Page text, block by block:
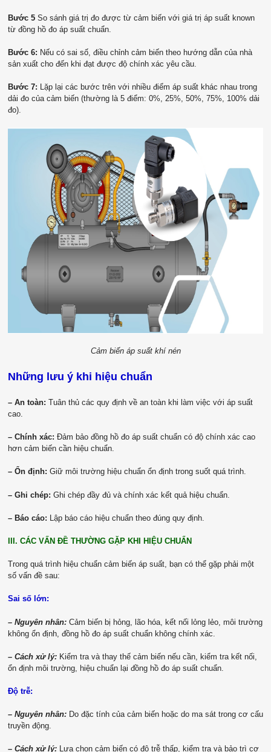
Bước 5So sánh giá trị đo được từ cảm biến với giá trị áp suất known
từ đồng hồ đo áp suất chuẩn.
Bước 6: Nếu có sai số, điều chỉnh cảm biến theo hướng dẫn của nhà
sản xuất cho đến khi đạt được độ chính xác yêu cầu.
Bước 7: Lặp lại các bước trên với nhiều điểm áp suất khác nhau trong
dải đo của cảm biến (thường là 5 điểm: 0%, 25%, 50%, 75%, 100% dải
đo).
Cảm biến áp suất khí nén
Những lưu ý khi hiệu chuẩn
– An toàn: Tuân thủ các quy định về an toàn khi làm việc với áp suất
cao.
– Chính xác: Đảm bảo đồng hồ đo áp suất chuẩn có độ chính xác cao
hơn cảm biến cần hiệu chuẩn.
– Ổn định: Giữ môi trường hiệu chuẩn ổn định trong suốt quá trình.
– Ghi chép: Ghi chép đầy đủ và chính xác kết quả hiệu chuẩn.
– Báo cáo: Lập báo cáo hiệu chuẩn theo đúng quy định.
III. CÁC VẤN ĐỀ THƯỜNG GẶP KHI HIỆU CHUẨN
Trong quá trình hiệu chuẩn cảm biến áp suất, bạn có thể gặp phải một
số vấn đề sau:
Sai số lớn:
– Nguyên nhân:Cảm biến bị hỏng, lão hóa, kết nối lỏng lẻo, môi trường
không ổn định, đồng hồ đo áp suất chuẩn không chính xác.
– Cách xử lý:Kiểm tra và thay thế cảm biến nếu cần, kiểm tra kết nối,
ổn định môi trường, hiệu chuẩn lại đồng hồ đo áp suất chuẩn.
Độ trễ:
– Nguyên nhân: Do đặc tính của cảm biến hoặc do ma sát trong cơ cấu
truyền động.
– Cách xử lý:Lựa chọn cảm biến có độ trễ thấp, kiểm tra và bảo trì cơ